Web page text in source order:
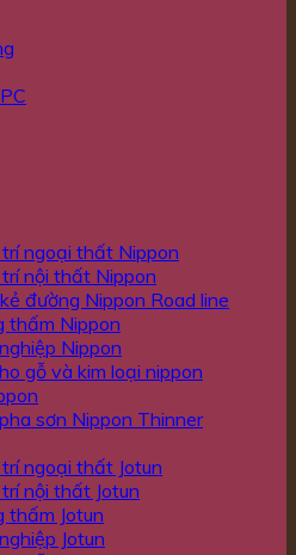
ngoại thất Nippon
nội thất Nippon
đường Nippon Road line
thấm Nippon
Nippon
gỗ và kim loại nippon
sơn Nippon Thinner
ngoại thất Jotun
nội thất Jotun
thấm Jotun
Jotun